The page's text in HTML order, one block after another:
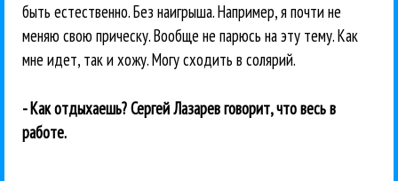
быть естественно. Без наигрыша. Например, я почти не
меняю свою прическу. Вообще не парюсь на эту тему. Как
мне идет, так и хожу. Могу сходить в солярий.
- Как отдыхаешь? Сергей Лазарев говорит, что весь в
работе.